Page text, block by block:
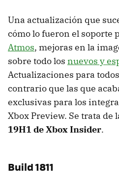
Una actualización que
cómo lo fueron el soporte
Atmos, mejoras en la
sobre todo los nuevos y
Actualizaciones para
contrario que las que
exclusivas para los
Xbox Preview. Se trata de
19H1 de Xbox Insider.
Build 1811